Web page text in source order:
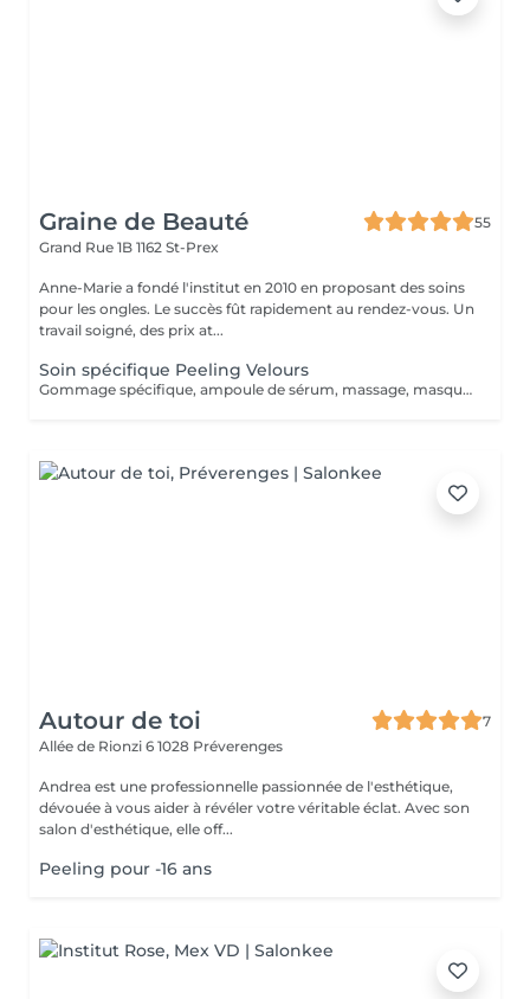
Graine de Beauté
55
Grand Rue 1B 1162 St-Prex
Anne-Marie a fondé l'institut en 2010 en proposant des soins
pour les ongles. Le succès fût rapidement au rendez-vous. Un
travail soigné, des prix at...
Soin spécifique Peeling Velours
Gommage spécifique, ampoule de sérum, massage, masque & crème Pack de 3 séances possible : 325.- au lieu de 345.-
Autour de toi
7
Allée de Rionzi 6 1028 Préverenges
Andrea est une professionnelle passionnée de l'esthétique,
dévouée à vous aider à révéler votre véritable éclat. Avec son
salon d'esthétique, elle off...
Peeling pour -16 ans